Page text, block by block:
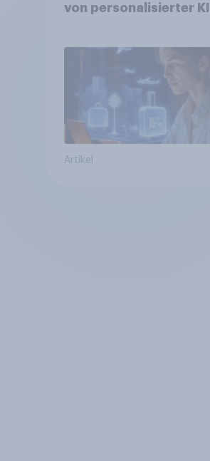
von personalisierter KI
bereits genutzt werden
Artikel